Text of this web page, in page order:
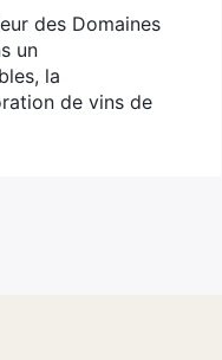
des Domaines
un
la
de vins de